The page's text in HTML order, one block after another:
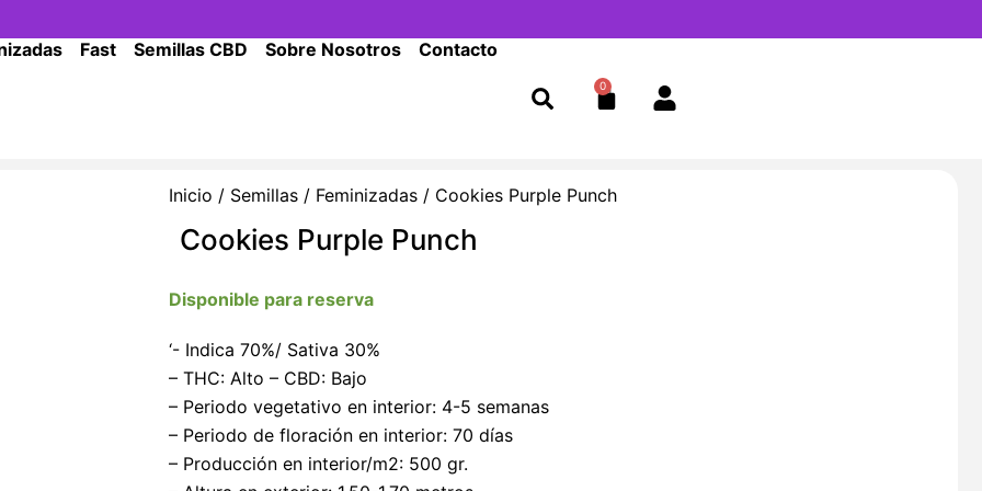
Fast Semillas CBD Sobre Nosotros Contacto
0
Cart
Inicio / Semillas/ Feminizadas/ Cookies Purple Punch
Cookies Purple Punch
Disponible para reserva
‘- Indica 70%/ Sativa 30%
– THC: Alto – CBD: Bajo
– Periodo vegetativo en interior: 4-5 semanas
– Periodo de floración en interior: 70 días
– Producción en interior/m2: 500 gr.